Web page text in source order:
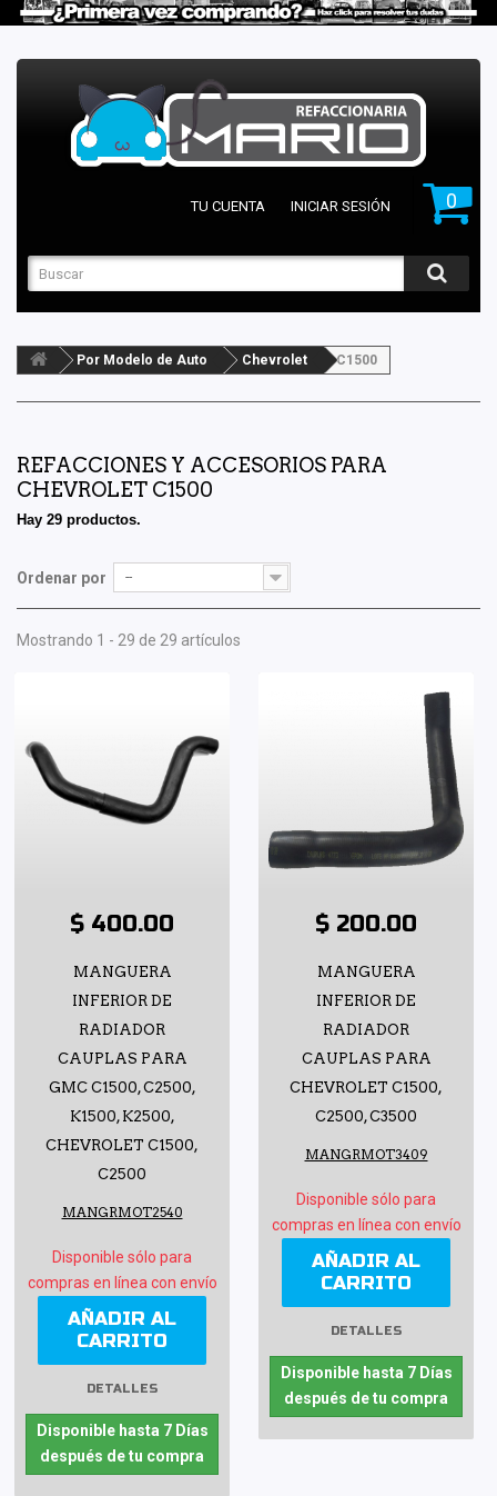
0
TU CUENTA INICIAR SESIÓN
Por Modelo de Auto Chevrolet C1500
REFACCIONES Y ACCESORIOS PARA
CHEVROLET C1500
Hay 29 productos.
Ordenar por --
Mostrando 1 - 29 de 29 artículos
$ 400.00
MANGUERA
INFERIOR DE
RADIADOR
CAUPLAS PARA
GMC C1500, C2500,
K1500, K2500,
CHEVROLET C1500,
C2500
MANGRMOT2540
Disponible sólo para
compras en línea con envío
AÑADIR AL
CARRITO
DETALLES
Disponible hasta 7 Días
después de tu compra
$ 200.00
MANGUERA
INFERIOR DE
RADIADOR
CAUPLAS PARA
CHEVROLET C1500,
C2500, C3500
MANGRMOT3409
Disponible sólo para
compras en línea con envío
AÑADIR AL
CARRITO
DETALLES
Disponible hasta 7 Días
después de tu compra